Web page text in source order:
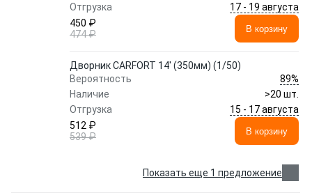
Отгрузка
17 - 19 августа
450 ₽
474 ₽
В корзину
Дворник CARFORT 14' (350мм) (1/50)
Вероятность
89%
Наличие
>20 шт.
Отгрузка
15 - 17 августа
512 ₽
539 ₽
В корзину
Показать еще 1 предложение